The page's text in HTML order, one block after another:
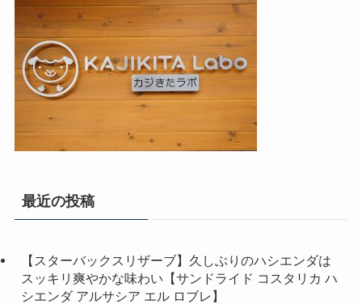
最近の投稿
【スターバックスリザーブ】久しぶりのハシエンダは
スッキリ爽やかな味わい【サンドライド コスタリカ ハ
シエンダ アルサシア エル ロブレ】